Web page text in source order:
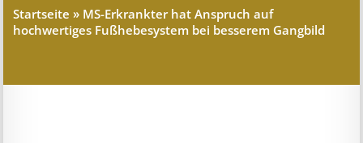
Startseite » MS-Erkrankter hat Anspruch auf
hochwertiges Fußhebesystem bei besserem Gangbild